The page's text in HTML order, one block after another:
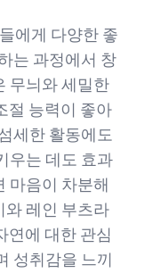
에게 다양한 좋
는 과정에서 창
무늬와 세밀한
절 능력이 좋아
세한 활동에도
우는 데도 효과
마음이 차분해
와 레인 부츠라
연에 대한 관심
성취감을 느끼